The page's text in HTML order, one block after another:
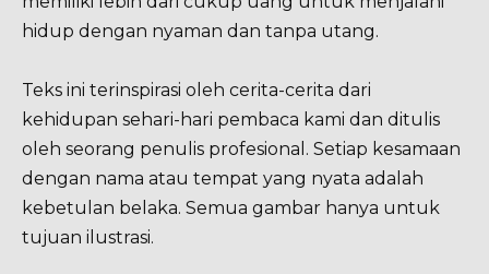
hidup dengan nyaman dan tanpa utang.
Teks ini terinspirasi oleh cerita-cerita dari
kehidupan sehari-hari pembaca kami dan ditulis
oleh seorang penulis profesional. Setiap kesamaan
dengan nama atau tempat yang nyata adalah
kebetulan belaka. Semua gambar hanya untuk
tujuan ilustrasi.